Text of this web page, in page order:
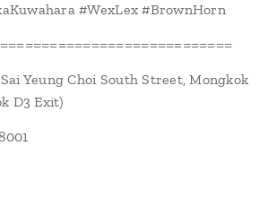
#WexLex #BrownHorn
Yeung Choi South Street, Mongkok
D3 Exit)